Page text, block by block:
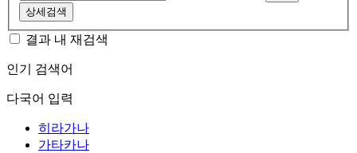
상세검색
결과 내 재검색
인기 검색어
다국어 입력
히라가나
가타카나